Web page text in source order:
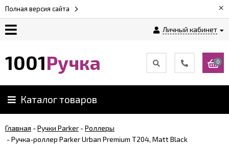
Полная версия сайта ×
Личный кабинет
Возврат
1001Ручка 0
Каталог товаров
Главная -Ручки Parker -Роллеры
-Ручка-роллер Parker Urban Premium T204, Matt Black